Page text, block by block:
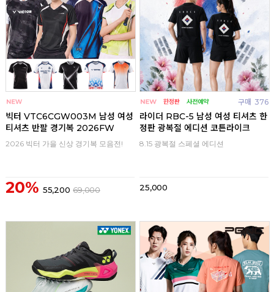
빅터 VTC6CGW003M 남성 여성
티셔츠 반팔 경기복 2026FW
2026 빅터 가을 신상 경기복 모음전!
20% 55,200 69,000
구매 376
라이더 RBC-5 남성 여성 티셔츠 한
정판 광복절 에디션 코튼라이크
8.15 광복절 스페셜 에디션
25,000